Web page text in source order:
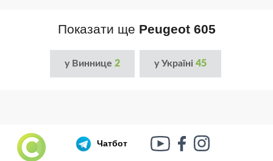
Показати ще Peugeot 605
у Виннице 2 у Україні 45
Чатбот